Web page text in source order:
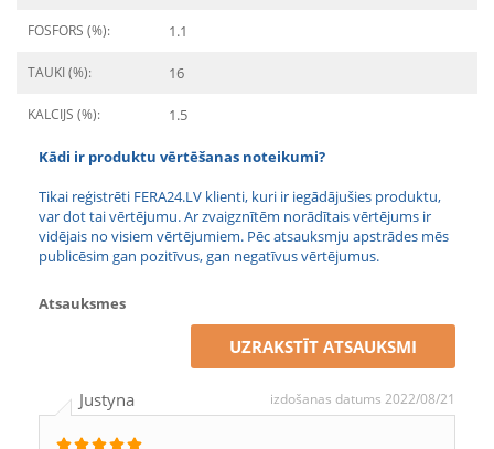
FOSFORS (%): 1.1
TAUKI (%): 16
KALCIJS (%): 1.5
Kādi ir produktu vērtēšanas noteikumi?
Tikai reģistrēti FERA24.LV klienti, kuri ir iegādājušies produktu,
var dot tai vērtējumu. Ar zvaigznītēm norādītais vērtējums ir
vidējais no visiem vērtējumiem. Pēc atsauksmju apstrādes mēs
publicēsim gan pozitīvus, gan negatīvus vērtējumus.
Atsauksmes
UZRAKSTĪT ATSAUKSMI
Justyna izdošanas datums 2022/08/21